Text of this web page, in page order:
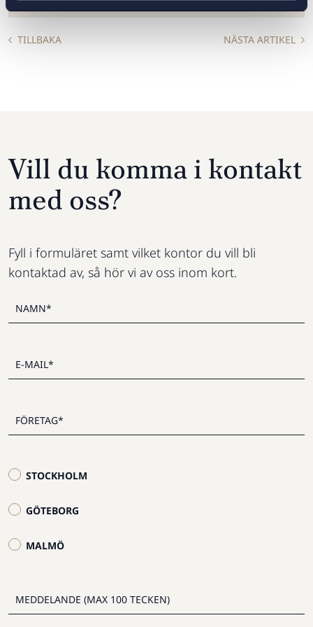
TILLBAKA NÄSTA ARTIKEL
STOCKHOLM
GÖTEBORG
MALMÖ
Vill du komma i kontakt
med oss?
Fyll i formuläret samt vilket kontor du vill bli
kontaktad av, så hör vi av oss inom kort.